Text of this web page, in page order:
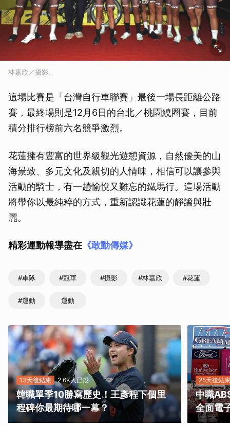
林嘉欣／攝影。
這場比賽是「台灣自行車聯賽」最後一場長距離公路
賽，最終場則是12月6日的台北／桃園繞圈賽，目前
積分排行榜前六名競爭激烈。
花蓮擁有豐富的世界級觀光遊憩資源，自然優美的山
海景致、多元文化及親切的人情味，相信可以讓參與
活動的騎士，有一趟愉悅又難忘的鐵馬行。這場活動
將帶你以最純粹的方式，重新認識花蓮的靜謐與壯
麗。
精彩運動報導盡在 《敢動傳媒》
#車隊 #冠軍 #攝影 #林嘉欣 #花蓮
#運動 運動
13天後結束 2.6K人已投
韓職單季10勝寫歷史！王彥程下個里
程碑你最期待哪一幕？
25天後結束
中職
全面電
取消